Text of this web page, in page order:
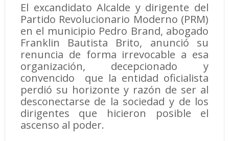
El excandidato Alcalde y dirigente del
Partido Revolucionario Moderno (PRM)
en el municipio Pedro Brand, abogado
Franklin Bautista Brito, anunció su
renuncia de forma irrevocable a esa
organización, decepcionado y
convencido que la entidad oficialista
perdió su horizonte y razón de ser al
desconectarse de la sociedad y de los
dirigentes que hicieron posible el
ascenso al poder.